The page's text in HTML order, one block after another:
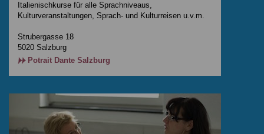
Italienischkurse für alle Sprachniveaus,
Kulturveranstaltungen, Sprach- und Kulturreisen u.v.m.
Strubergasse 18
5020 Salzburg
Potrait Dante Salzburg